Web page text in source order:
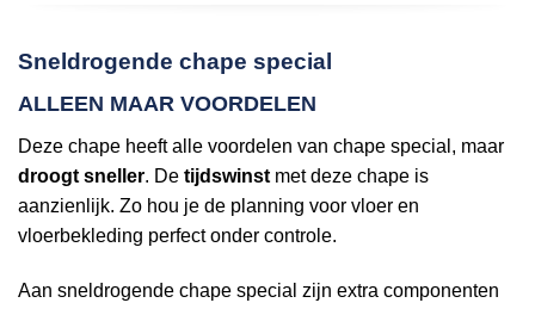
Sneldrogende chape special
ALLEEN MAAR VOORDELEN
Deze chape heeft alle voordelen van chape special, maar
droogt sneller. De tijdswinst met deze chape is
aanzienlijk. Zo hou je de planning voor vloer en
vloerbekleding perfect onder controle.
Aan sneldrogende chape special zijn extra componenten